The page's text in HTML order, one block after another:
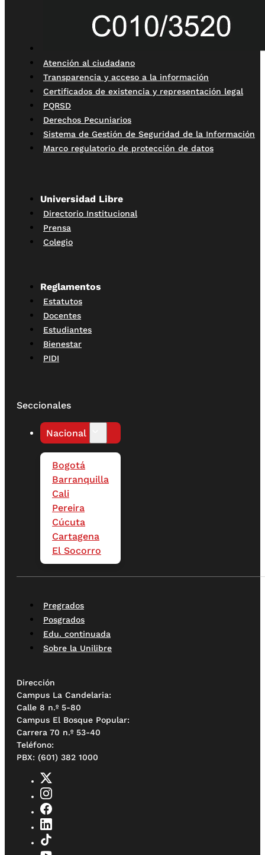
Atención al ciudadano
Transparencia y acceso a la información
Certificados de existencia y representación legal
PQRSD
Derechos Pecuniarios
Sistema de Gestión de Seguridad de la Información
Marco regulatorio de protección de datos
Universidad Libre
Directorio Institucional
Prensa
Colegio
Reglamentos
Estatutos
Docentes
Estudiantes
Bienestar
PIDI
Seccionales
Nacional
Bogotá
Barranquilla
Cali
Pereira
Cúcuta
Cartagena
El Socorro
Pregrados
Posgrados
Edu. continuada
Sobre la Unilibre
Dirección
Campus La Candelaria:
Calle 8 n.º 5-80
Campus El Bosque Popular:
Carrera 70 n.º 53-40
Teléfono:
PBX: (601) 382 1000